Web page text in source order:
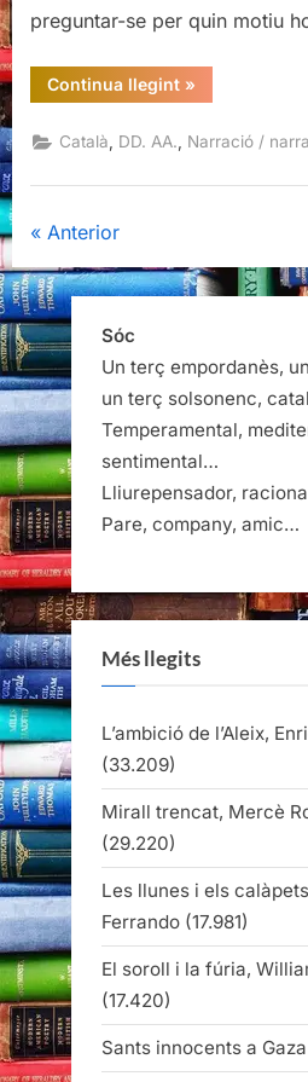
preguntar-se per quin motiu
Continua llegint“Contes
russos
Diversos
autors”
»
Català DD. AA. Narració /
Paginació
de
les
entrades
Anterior
Sóc
Un terç empordanès,
un terç solsonenc,
Temperamental,
sentimental…
Lliurepensador,
Pare, company, amic…
Més llegits
L’ambició de l’Aleix,
(33.209)
Mirall trencat, Mercè
(29.220)
Les llunes i els
Ferrando (17.981)
El soroll i la fúria,
(17.420)
Sants innocents a Gaza